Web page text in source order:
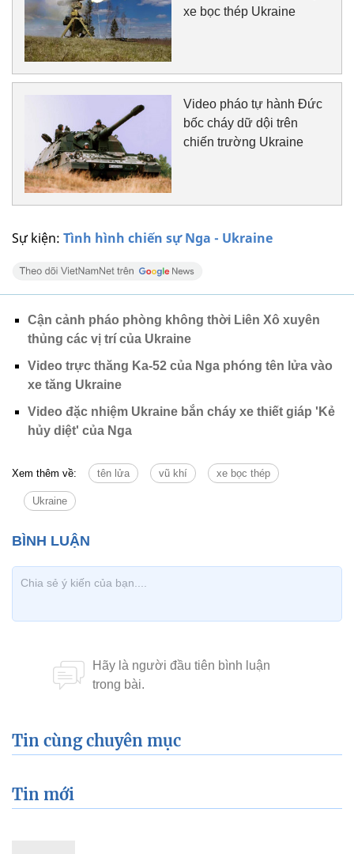
Sự kiện: Tình hình chiến sự Nga - Ukraine
xe bọc thép Ukraine
Video pháo tự hành Đức
bốc cháy dữ dội trên
chiến trường Ukraine
Cận cảnh pháo phòng không thời Liên Xô xuyên
thủng các vị trí của Ukraine
Video trực thăng Ka-52 của Nga phóng tên lửa vào
xe tăng Ukraine
Video đặc nhiệm Ukraine bắn cháy xe thiết giáp 'Kẻ
hủy diệt' của Nga
Xem thêm về: tên lửa vũ khí xe bọc thép
Ukraine
Tin cùng chuyên mục
Tin mới